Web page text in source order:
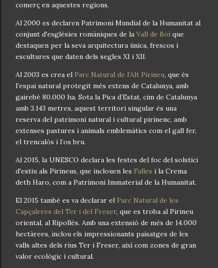
comerç en aquestes regions.
Al 2000 es declaren Patrimoni Mundial de la Humanitat al
conjunt d'esglésies romàniques de la Vall de Boí que
destaquen per la seva arquitectura única, frescos i
escultures que daten dels segles XI i XII.
Al 2003 es crea el Parc Natural de l’Alt Pirineu, que és
l’espai natural protegit més extens de Catalunya, amb
gairebé 80.000 ha. Sota la Pica d’Estat, cim de Catalunya
amb 3.143 metres, aquest territori singular és una
reserva del patrimoni natural i cultural pirinenc, amb
extenses pastures i animals emblemàtics com el gall fer,
el trencalòs i l’os bru.
Al 2015, la UNESCO declara les festes del foc del solstici
d'estiu als Pirineus, que inclouen les Falles i la Crema
deth Haro, com a Patrimoni Immaterial de la Humanitat.
El 2015 també es va declarar el Parc Natural de les
Capçaleres del Ter i del Freser, que es troba al Pirineu
oriental, al Ripollès. Amb una extensió de més de 14.000
hectàrees, inclou els impressionants paisatges de les
valls altes dels rius Ter i Freser, així com zones de gran
valor ecològic i cultural.